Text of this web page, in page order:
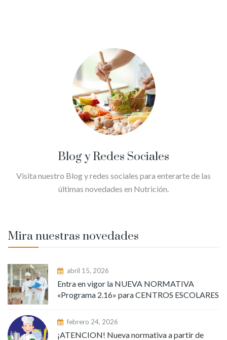
Blog y Redes Sociales
Visita nuestro Blog y redes sociales para enterarte de las
últimas novedades en Nutrición.
Mira nuestras novedades
abril 15, 2026
Entra en vigor la NUEVA NORMATIVA
«Programa 2.16» para CENTROS ESCOLARES
febrero 24, 2026
¡ATENCION! Nueva normativa a partir de